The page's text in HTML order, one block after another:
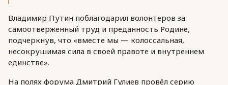
Владимир Путин поблагодарил волонтёров за
самоотверженный труд и преданность Родине,
подчеркнув, что «вместе мы — колоссальная,
несокрушимая сила в своей правоте и внутреннем
единстве».
На полях форума Дмитрий Гулиев провёл серию